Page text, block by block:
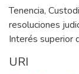
Tenencia,
resoluciones
Interés superior
URI